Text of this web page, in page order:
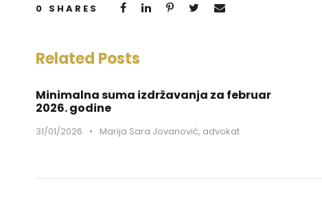
0 SHARES
Related Posts
Minimalna suma izdržavanja za februar
2026. godine
31/01/2026 • Marija Sara Jovanović, advokat